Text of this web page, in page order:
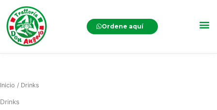
Ordene aquí
Inicio / Drinks
Drinks